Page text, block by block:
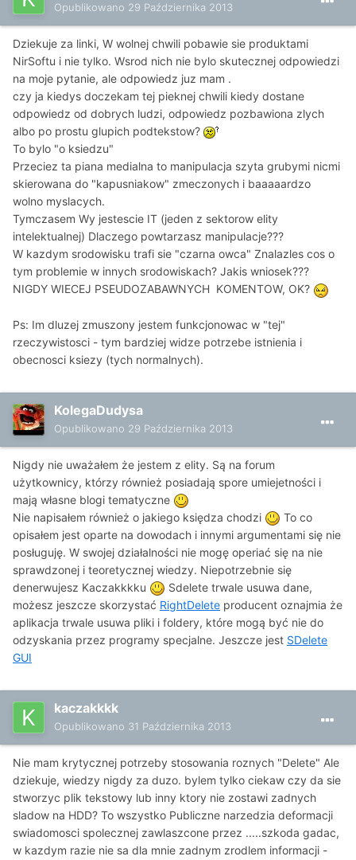
Opublikowano 29 Października 2013
Dziekuje za linki, W wolnej chwili pobawie sie produktami
NirSoftu i nie tylko. Wsrod nich nie bylo skutecznej odpowiedzi
na moje pytanie, ale odpowiedz juz mam .
czy ja kiedys doczekam tej pieknej chwili kiedy dostane
odpowiedz od dobrych ludzi, odpowiedz pozbawiona zlych
albo po prostu glupich podtekstow?
To bylo "o ksiedzu"
Przeciez ta piana medialna to manipulacja szyta grubymi nicmi
skierowana do "kapusniakow" zmeczonych i baaaaardzo
wolno myslacych.
Tymczasem Wy jestescie IT (jeden z sektorow elity
intelektualnej) Dlaczego powtarzasz manipulacje???
W kazdym srodowisku trafi sie "czarna owca" Znalazles cos o
tym problemie w innych srodowiskach? Jakis wniosek???
NIGDY WIECEJ PSEUDOZABAWNYCH KOMENTOW, OK?
Ps: Im dluzej zmuszony jestem funkcjonowac w "tej"
rzeczywistosci - tym bardziej widze potrzebe istnienia i
obecnosci ksiezy (tych normalnych).
KolegaDudysa
Opublikowano 29 Października 2013
Nigdy nie uważałem że jestem z elity. Są na forum
użytkownicy, którzy również posiadają spore umiejetności i
mają własne blogi tematyczne
Nie napisałem również o jakiego księdza chodzi
To co
opisałem jest oparte na dowodach i innymi argumentami się nie
posługuję. W swojej działalności nie mogę operiać się na nie
sprawdzonej i teoretycznej wiedzy. Niepotrzebnie się
denerwujesz Kaczakkkku
Sdelete trwale usuwa dane,
możesz jeszcze skorzystać RightDelete producent oznajmia że
aplikacja trwale usuwa pliki i foldery, które mogą być nie do
odzyskania przez programy specjalne. Jeszcze jest SDelete
GUI
kaczakkkk
Opublikowano 31 Października 2013
Nie mam krytycznej potrzeby stosowania roznych "Delete" Ale
dziekuje, wiedzy nigdy za duzo. bylem tylko ciekaw czy da sie
stworzyc plik tekstowy lub inny ktory nie zostawi zadnych
sladow na HDD? To wszystko Publiczne narzedzia deformacji
swiadomosci spolecznej zawlaszcone przez .....szkoda gadac,
w kazdym razie nie sa dla mnie zadnym zrodlem informacji -